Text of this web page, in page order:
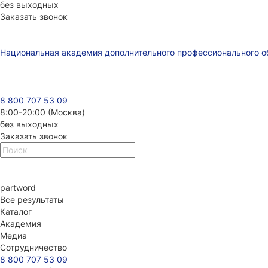
без выходных
Заказать звонок
Национальная академия дополнительного профессионального
8 800 707 53 09
8:00-20:00 (Москва)
без выходных
Заказать звонок
partword
Все результаты
Каталог
Академия
Медиа
Сотрудничество
8 800 707 53 09